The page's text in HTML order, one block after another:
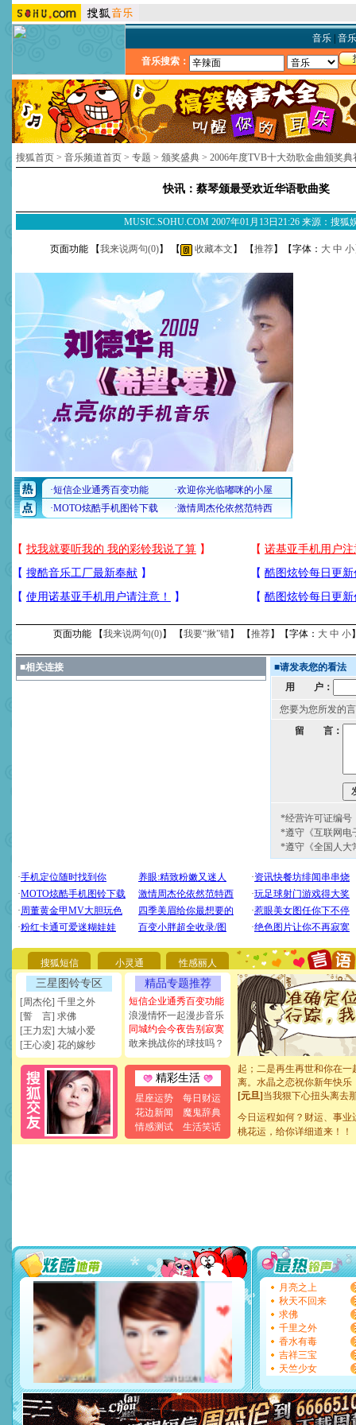
音乐| 音
音乐搜索：
搜狐首页 > 音乐频道首页 > 专题 > 颁奖盛典 > 2006年度TVB十大劲歌金曲颁奖典
快讯：蔡琴颁最受欢近华语歌曲奖
MUSIC.SOHU.COM 2007年01月13日21:26 来源：搜狐
页面功能 【我来说两句(0)】 【 收藏本文 】 【推荐】【字体： 大 中 小
页面功能 【我来说两句(0)】 【我要“揪”错】 【推荐】【字体： 大 中 小
■相关连接 ■请发表您的看法
用 户：
您要为您所发的
留 言：
*经营许可证编号
*遵守《互联网电
*遵守《全国人大
搜狐短信 小灵通 性感丽人
三星图铃专区
[周杰伦] 千里之外
[誓 言] 求佛
[王力宏] 大城小爱
[王心凌] 花的嫁纱
精品专题推荐
短信企业通秀百变功能
浪漫情怀一起漫步音乐
同城约会今夜告别寂寞
敢来挑战你的球技吗？
精彩生活
星座运势
每日财运
花边新闻
魔鬼辞典
情感测试
生活笑话
你太多，只有给你五千万
要平安！千万要知足！千
能正大光明地骚扰你,告诉
天都要快乐噢!
[圣诞节]奉上一颗祝福的心
如意,快乐,鲜花,一切美好的
[元旦]看到你我会触电；看
断电。爱你是我职业，想
你是我专业！水晶之恋祝你
[元旦]如果上天让我许三个
起；二是再生再世和你在
离。水晶之恋祝你新年快乐
[元旦]当我狠下心扭头离去
卖了。水晶之恋祝你新年快
[春节]风柔雨润好月圆，半
颜！冬去春来似水如烟，
[圣诞节]不只这样的日子才
能正大光明地骚扰你,告诉
天都要快乐噢!
[圣诞节]
奉上一颗祝福的
如意,快乐,鲜花,一切美好
[元旦]
看到你我会触电；
断电。爱你是我职业，想
你是我专业！水晶之恋祝你
[元旦]
如果上天让我许三
起；二是再生再世和你在
离。水晶之恋祝你新年快乐
[元旦]当我狠下心扭头离去
泣，这痛楚让我明白我多
今日运程如何？财运、事业
桃花运，给你详细道来！！
月亮之上
秋天不回来
求佛
千里之外
香水有毒
吉祥三宝
天竺少女